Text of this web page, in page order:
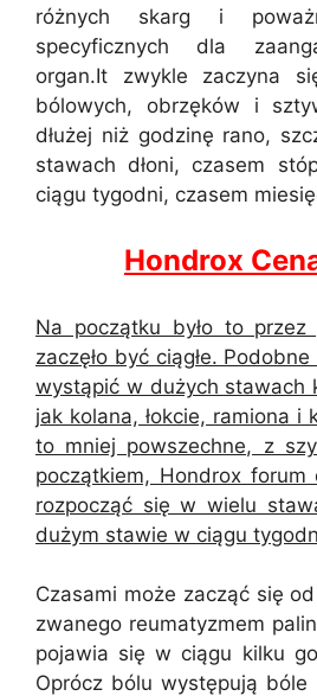
różnych skarg i
specyficznych dla
organ.It zwykle zaczyna
bólowych, obrzęków i
dłużej niż godzinę rano,
stawach dłoni, czasem
ciągu tygodni, czasem
Hondrox
Na początku było to
zaczęło być ciągłe.
wystąpić w dużych stawach
jak kolana, łokcie, ramiona i
to mniej powszechne, z
początkiem, Hondrox forum
rozpocząć się w wielu
dużym stawie w ciągu
Czasami może zacząć się
zwanego reumatyzmem
pojawia się w ciągu kilku
Oprócz bólu występują bóle